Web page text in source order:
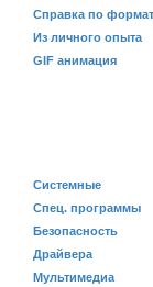
Справка по
Из личного опыта
GIF анимация
Системные
Спец. программы
Безопасность
Драйвера
Мультимедиа